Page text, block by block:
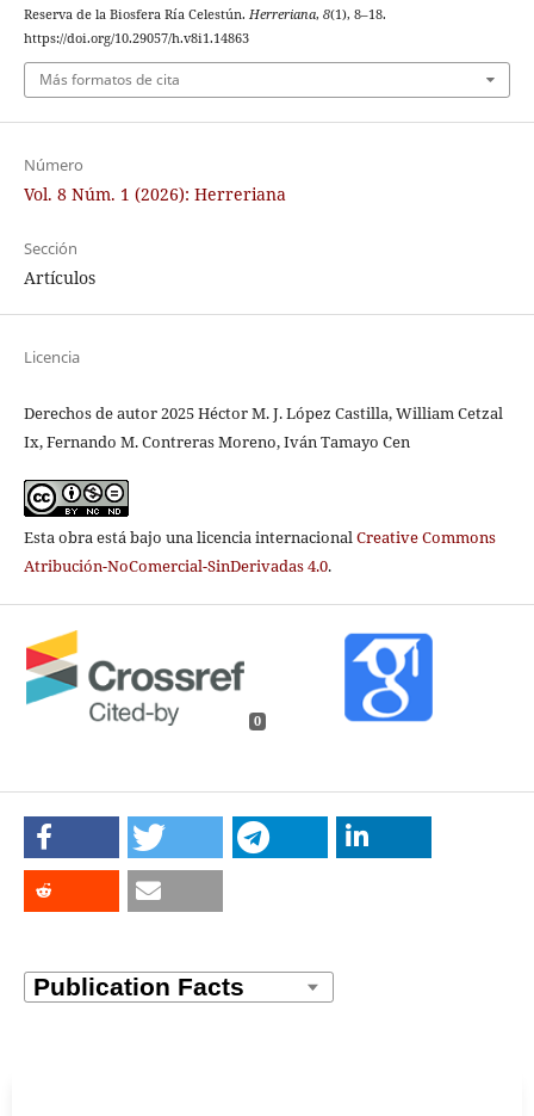
Reserva de la Biosfera Ría Celestún. Herreriana, 8(1), 8–18.
https://doi.org/10.29057/h.v8i1.14863
Más formatos de cita
Número
Vol. 8 Núm. 1 (2026): Herreriana
Sección
Artículos
Licencia
Derechos de autor 2025 Héctor M. J. López Castilla, William Cetzal
Ix, Fernando M. Contreras Moreno, Iván Tamayo Cen
Esta obra está bajo una licencia internacionalCreative Commons
Atribución-NoComercial-SinDerivadas 4.0.
0